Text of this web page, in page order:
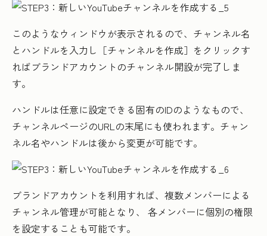
このようなウィンドウが表示されるので、チャンネル名
とハンドルを入力し［チャンネルを作成］をクリックす
ればブランドアカウントのチャンネル開設が完了しま
す。
ハンドルは任意に設定できる固有のIDのようなもので、
チャンネルページのURLの末尾にも使われます。チャン
ネル名やハンドルは後から変更が可能です。
ブランドアカウントを利用すれば、複数メンバーによる
チャンネル管理が可能となり、 各メンバーに個別の権限
を設定することも可能です。